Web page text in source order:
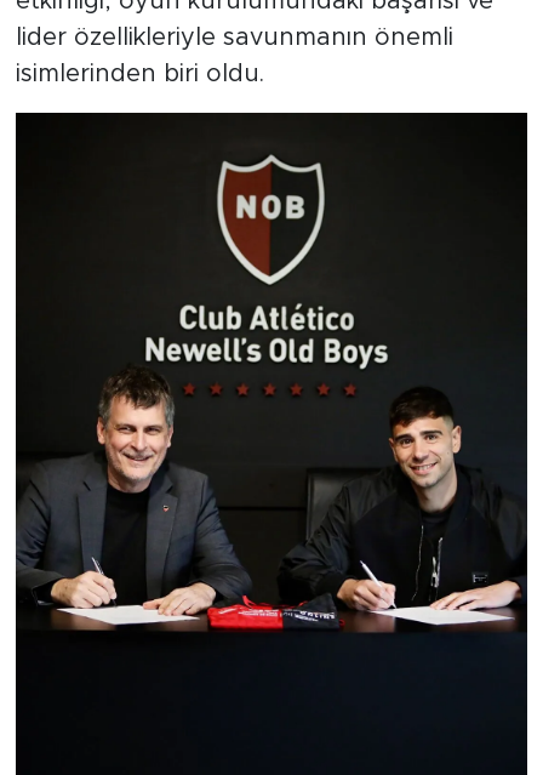
lider özellikleriyle savunmanın önemli
isimlerinden biri oldu.